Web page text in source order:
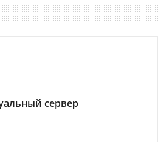
сервер